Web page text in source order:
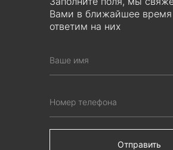
Отправить
Вами в ближайшее
ответим на них